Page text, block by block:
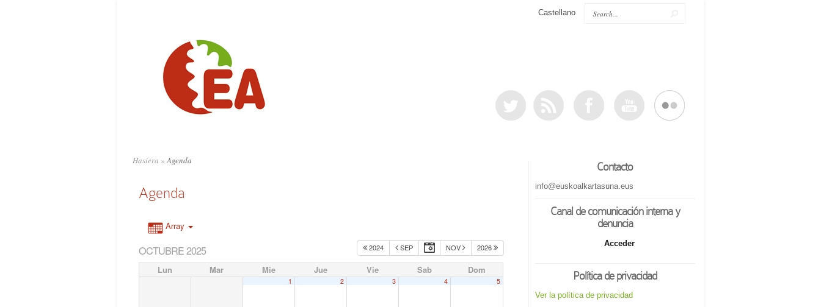
Castellano
Hasiera »Agenda
Agenda
Array
OCTUBRE 2025 2024 SEP NOV 2026
Lun Mar Mie Jue Vie Sab Dom
1 2 3 4 5
Contacto
info@euskoalkartasuna.eus
Canal de comunicación interna y
denuncia
Acceder
Política de privacidad
Ver la política de privacidad